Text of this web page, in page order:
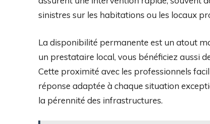
sinistres sur les habitations ou les locaux
La disponibilité permanente est un atout
un prestataire local, vous bénéficiez aussi
Cette proximité avec les professionnels
réponse adaptée à chaque situation
la pérennité des infrastructures.